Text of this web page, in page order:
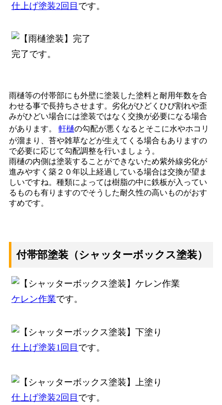
仕上げ塗装2回目 です。
完了です。
雨樋等の付帯部にも外壁に塗装した塗料と耐用年数を合
わせる事で長持ちさせます。劣化がひどくひび割れや歪
みがひどい場合には塗装ではなく交換が必要になる場合
があります。 軒樋の勾配が悪くなるとそこに水やホコリ
が溜まり、苔や雑草などが生えてくる場合もありますの
で必要に応じて勾配調整を行いましょう。
雨樋の内側は塗装することができないため紫外線劣化が
進みやすく築２０年以上経過している場合は交換が望ま
しいですね。種類によっては樹脂の中に鉄板が入ってい
るものも有りますのでそうした耐久性の高いものがおす
すめです。
付帯部塗装（シャッターボックス塗装）
ケレン作業です。
仕上げ塗装1回目 です。
仕上げ塗装2回目 です。